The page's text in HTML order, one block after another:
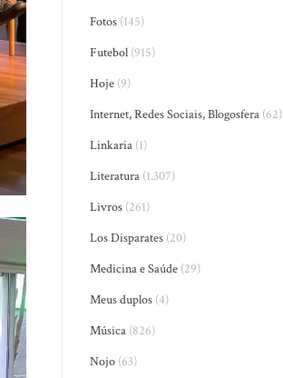
Fotos (145)
Futebol (915)
Hoje (9)
Internet, Redes Sociais, Blogosfera (62)
Linkaria (1)
Literatura (1.307)
Livros (261)
Los Disparates (20)
Medicina e Saúde (29)
Meus duplos (4)
Música (826)
Nojo (63)